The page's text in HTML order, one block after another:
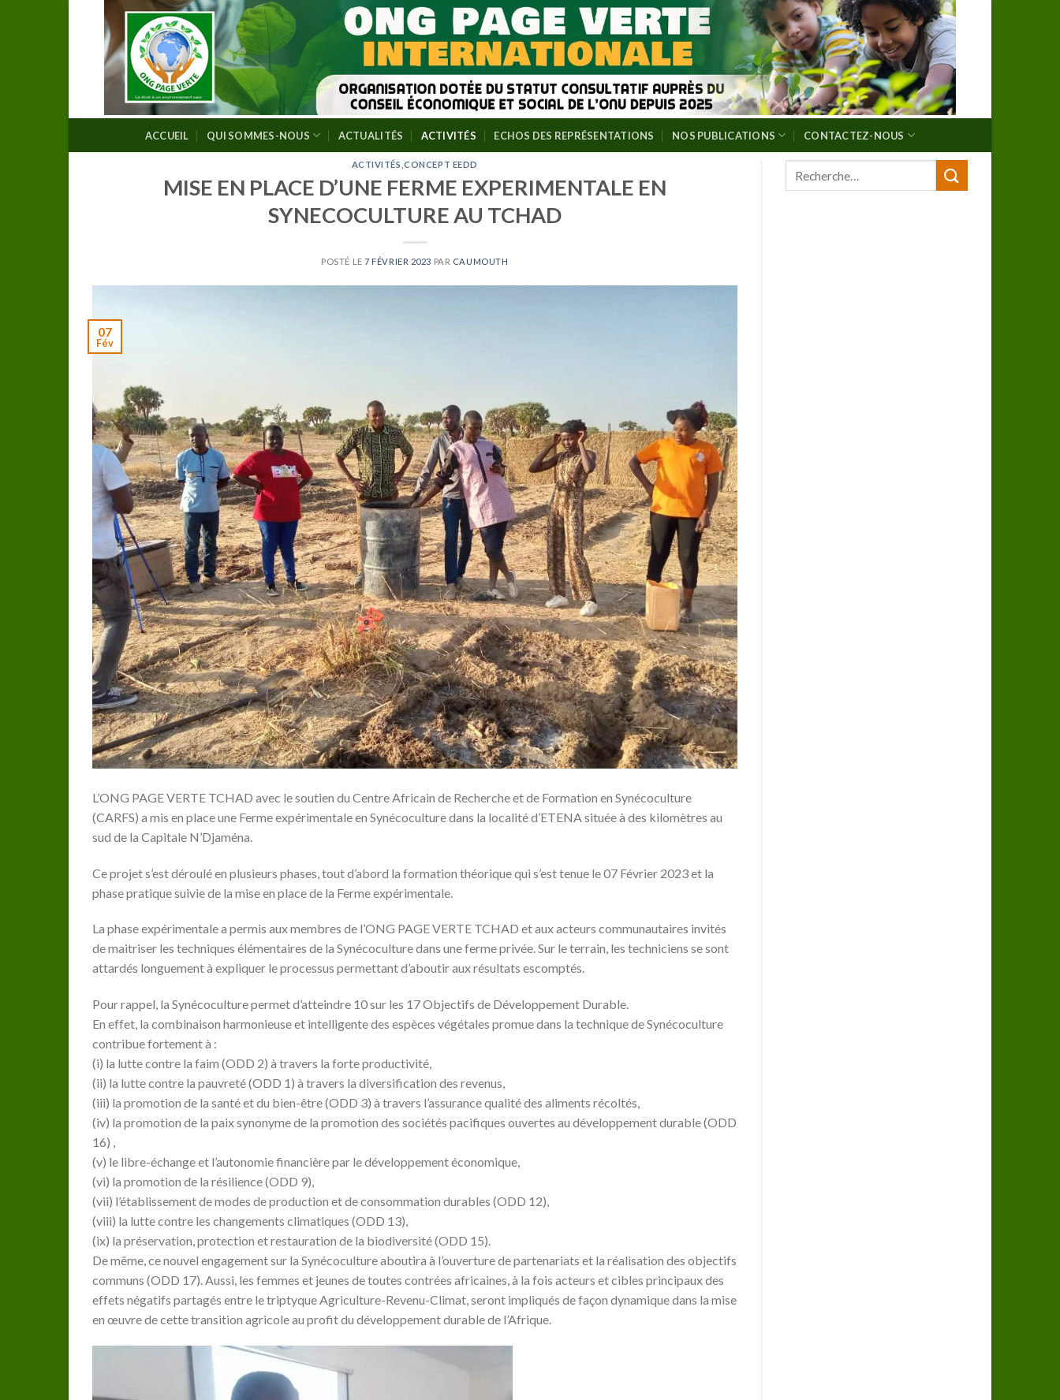
content
ACCUEIL QUI SOMMES-NOUS ACTUALITÉS ACTIVITÉS ECHOS DES REPRÉSENTATIONS NOS PUBLICATIONS CONTACTEZ-NOUS
ACTIVITÉS ,CONCEPT EEDD
MISE EN PLACE D’UNE FERME EXPERIMENTALE EN
SYNECOCULTURE AU TCHAD
POSTÉ LE7 FÉVRIER 2023 PAR CAUMOUTH
07
Fév
L’ONG PAGE VERTE TCHAD avec le soutien du Centre Africain de Recherche et de Formation en Synécoculture
(CARFS) a mis en place une Ferme expérimentale en Synécoculture dans la localité d’ETENA située à des kilomètres au
sud de la Capitale N’Djaména.
Ce projet s’est déroulé en plusieurs phases, tout d’abord la formation théorique qui s’est tenue le 07 Février 2023 et la
phase pratique suivie de la mise en place de la Ferme expérimentale.
La phase expérimentale a permis aux membres de l’ONG PAGE VERTE TCHAD et aux acteurs communautaires invités
de maitriser les techniques élémentaires de la Synécoculture dans une ferme privée. Sur le terrain, les techniciens se sont
attardés longuement à expliquer le processus permettant d’aboutir aux résultats escomptés.
Pour rappel, la Synécoculture permet d’atteindre 10 sur les 17 Objectifs de Développement Durable.
En effet, la combinaison harmonieuse et intelligente des espèces végétales promue dans la technique de Synécoculture
contribue fortement à :
(i) la lutte contre la faim (ODD 2) à travers la forte productivité,
(ii) la lutte contre la pauvreté (ODD 1) à travers la diversification des revenus,
(iii) la promotion de la santé et du bien-être (ODD 3) à travers l’assurance qualité des aliments récoltés,
(iv) la promotion de la paix synonyme de la promotion des sociétés pacifiques ouvertes au développement durable (ODD
16) ,
(v) le libre-échange et l’autonomie financière par le développement économique,
(vi) la promotion de la résilience (ODD 9),
(vii) l’établissement de modes de production et de consommation durables (ODD 12),
(viii) la lutte contre les changements climatiques (ODD 13),
(ix) la préservation, protection et restauration de la biodiversité (ODD 15).
De même, ce nouvel engagement sur la Synécoculture aboutira à l’ouverture de partenariats et la réalisation des objectifs
communs (ODD 17). Aussi, les femmes et jeunes de toutes contrées africaines, à la fois acteurs et cibles principaux des
effets négatifs partagés entre le triptyque Agriculture-Revenu-Climat, seront impliqués de façon dynamique dans la mise
en œuvre de cette transition agricole au profit du développement durable de l’Afrique.